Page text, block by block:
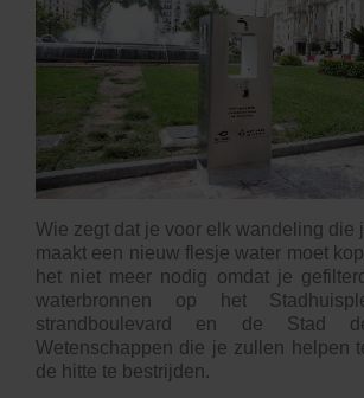
Wie zegt dat je voor elk wandeling die
maakt een nieuw flesje water moet
het niet meer nodig omdat je
waterbronnen op het
strandboulevard en de Stad
Wetenschappen die je zullen helpen
de hitte te bestrijden.